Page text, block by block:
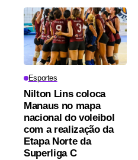
Esportes
Nilton Lins coloca
Manaus no mapa
nacional do voleibol
com a realização da
Etapa Norte da
Superliga C